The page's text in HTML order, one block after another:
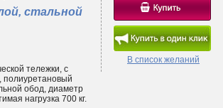
В список желаний
стальной
тележки, с
обод, диаметр
нагрузка 700 кг.